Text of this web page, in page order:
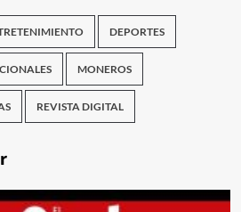
DEPORTES
MONEROS
REVISTA DIGITAL